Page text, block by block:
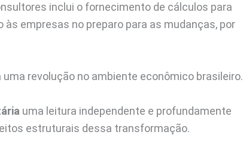
inclui o fornecimento de cálculos para
empresas no preparo para as mudanças, por
revolução no ambiente econômico brasileiro.
uma leitura independente e profundamente
estruturais dessa transformação.